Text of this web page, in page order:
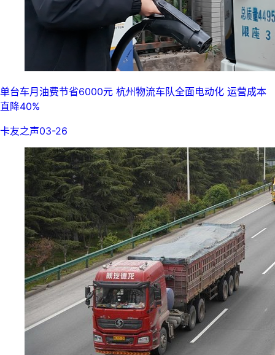
单台车月油费节省6000元 杭州物流车队全面电动化 运营成本
直降40%
卡友之声03-26